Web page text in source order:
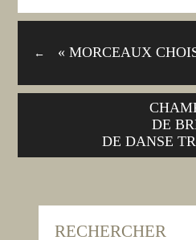
← « MORCEAUX
DE
DE DANSE
RECHERCHER